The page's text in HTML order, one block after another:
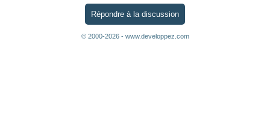
Répondre à la discussion
© 2000-2026 - www.developpez.com